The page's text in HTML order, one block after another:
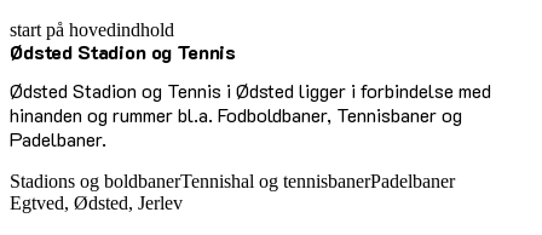
start på hovedindhold
Ødsted Stadion og Tennis
Ødsted Stadion og Tennis i Ødsted ligger i forbindelse med
hinanden og rummer bl.a. Fodboldbaner, Tennisbaner og
Padelbaner.
senest opdateret 17. februar 2026
Stadions og boldbanerTennishal og tennisbanerPadelbaner
Egtved, Ødsted, Jerlev